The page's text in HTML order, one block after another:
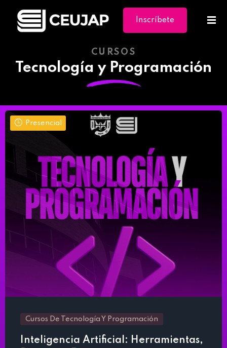
Inscríbete
CURSOS
Tecnología y Programación
Presencial
Cursos De Tecnología Y Programación
Inteligencia Artificial: Herramientas,